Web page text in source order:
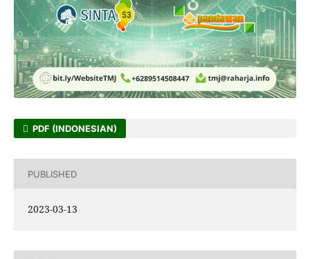
PDF (INDONESIAN)
PUBLISHED
2023-03-13